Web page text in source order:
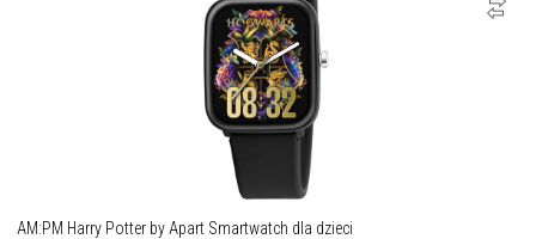
AM:PM Harry Potter by Apart Smartwatch dla dzieci